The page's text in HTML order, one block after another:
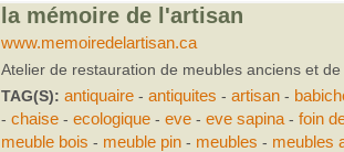
la mémoire de l'artisan
www.memoiredelartisan.ca
Atelier de restauration de meubles anciens et
TAG(S): antiquaire- antiquites - artisan-
- chaise- ecologique- eve - eve sapina- foin
meuble bois - meuble pin- meubles - meubles